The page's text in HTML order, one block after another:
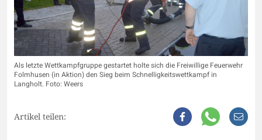
Als letzte Wettkampfgruppe gestartet holte sich die Freiwillige Feuerwehr
Folmhusen (in Aktion) den Sieg beim Schnelligkeitswettkampf in
Langholt. Foto: Weers
Artikel teilen: